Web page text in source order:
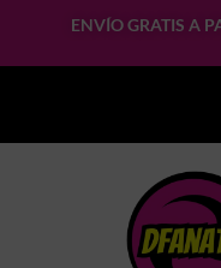
ENVÍO GRATIS A